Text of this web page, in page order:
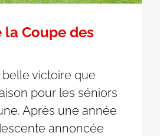
Coupe des
victoire que
pour les séniors
Après une année
annoncée